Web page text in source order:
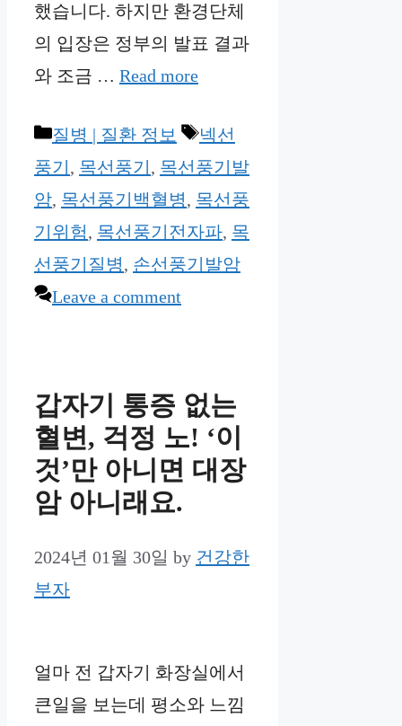
했습니다. 하지만 환경단체
의 입장은 정부의 발표 결과
와 조금 … Read more
Categories
질병 | 질환 정보 Tags
넥선
풍기 , 목선풍기 , 목선풍기발
암, 목선풍기백혈병, 목선풍
기위험, 목선풍기전자파, 목
선풍기질병, 손선풍기발암
Leave a comment
갑자기 통증 없는
혈변, 걱정 노! ‘이
것’만 아니면 대장
암 아니래요.
2024년 01월 30일 by 건강한
부자
얼마 전 갑자기 화장실에서
큰일을 보는데 평소와 느낌